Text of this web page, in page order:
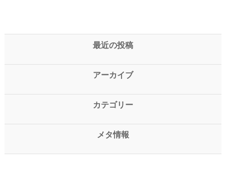
最近の投稿
アーカイブ
カテゴリー
メタ情報